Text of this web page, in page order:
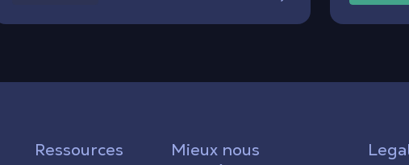
Ressources
Mieux nous